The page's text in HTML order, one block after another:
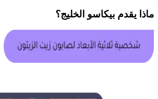
ماذا يقدم بيكاسو الخليج؟